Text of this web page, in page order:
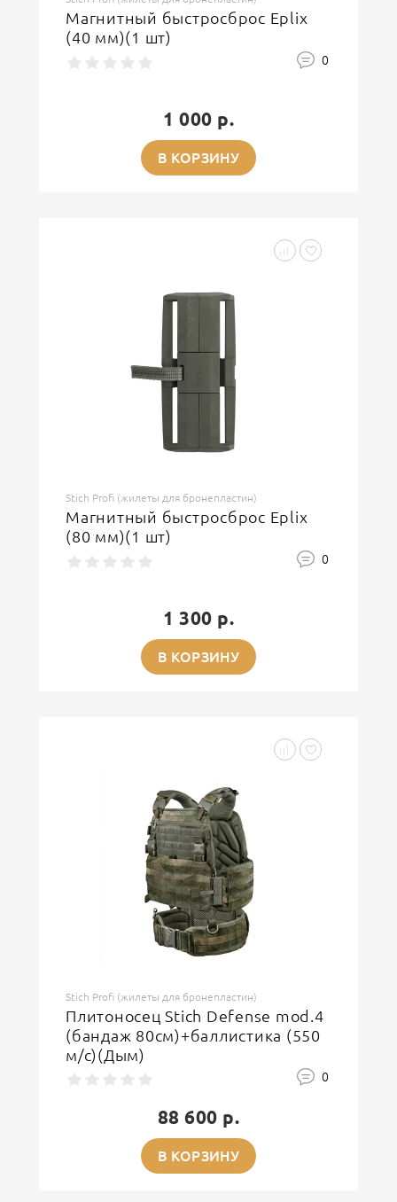
Магнитный быстросброс Eplix
(40 мм)(1 шт)
0
1 000 р.
В КОРЗИНУ
Stich Profi (жилеты для бронепластин)
Магнитный быстросброс Eplix
(80 мм)(1 шт)
0
1 300 р.
В КОРЗИНУ
Stich Profi (жилеты для бронепластин)
Плитоносец Stich Defense mod.4
(бандаж 80см)+баллистика (550
м/с)(Дым)
0
88 600 р.
В КОРЗИНУ